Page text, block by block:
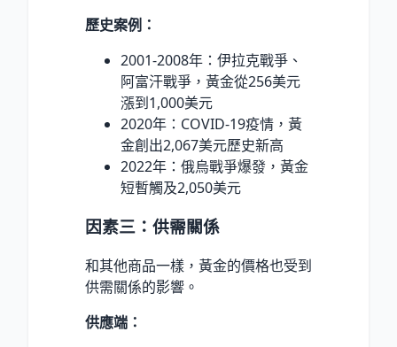
歷史案例：
2001-2008年：伊拉克戰爭、
阿富汗戰爭，黃金從256美元
漲到1,000美元
2020年：COVID-19疫情，黃
金創出2,067美元歷史新高
2022年：俄烏戰爭爆發，黃金
短暫觸及2,050美元
因素三：供需關係
和其他商品一樣，黃金的價格也受到
供需關係的影響。
供應端：